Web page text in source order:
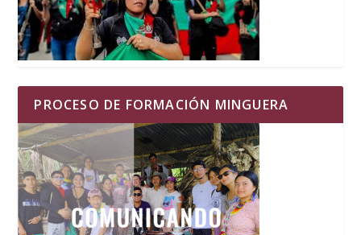
PROCESO DE FORMACIÓN MINGUERA